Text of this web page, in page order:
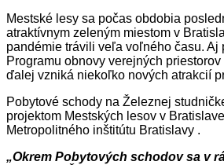
Mestské lesy sa počas obdobia
atraktívnym zeleným miestom v
pandémie trávili veľa voľného času. Aj
Programu obnovy verejných
ďalej vzniká niekoľko nových atrakcií
Pobytové schody na Železnej
projektom Mestských lesov v
Metropolitného inštitútu Bratislavy .
„Okrem Pobytových schodov sa v